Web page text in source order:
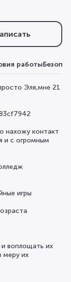
работы
Эля,мне 21
нахожу контакт
и с огромным
игры
воплощать их
меру их